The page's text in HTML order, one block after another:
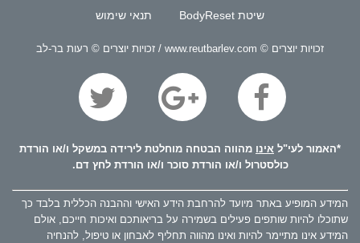
שיטת BodyReset
תנאי שימוש
זכויות יוצרים © www.reutbarlev.com / זכויות יוצרים © רעות בר-לב
*האמור לעי"ל אינו מהווה הבטחה מוחלטת לירידה במשקל ו/או הורדת
כולסטרול ו/או הורדת סוכר ו/או הורדת לחץ דם.
המידע המופיע באתר מיועד להרחבת הידע האישי וההבנה הכללית בלבד כך
שתוכלו להיות שותפים פעילים בשמירה על בריאותכם ואיכות חייכם, אולם
המידע אינו מתיימר להיות ואינו מהווה תחליף לאבחון או טיפול, להנחיה